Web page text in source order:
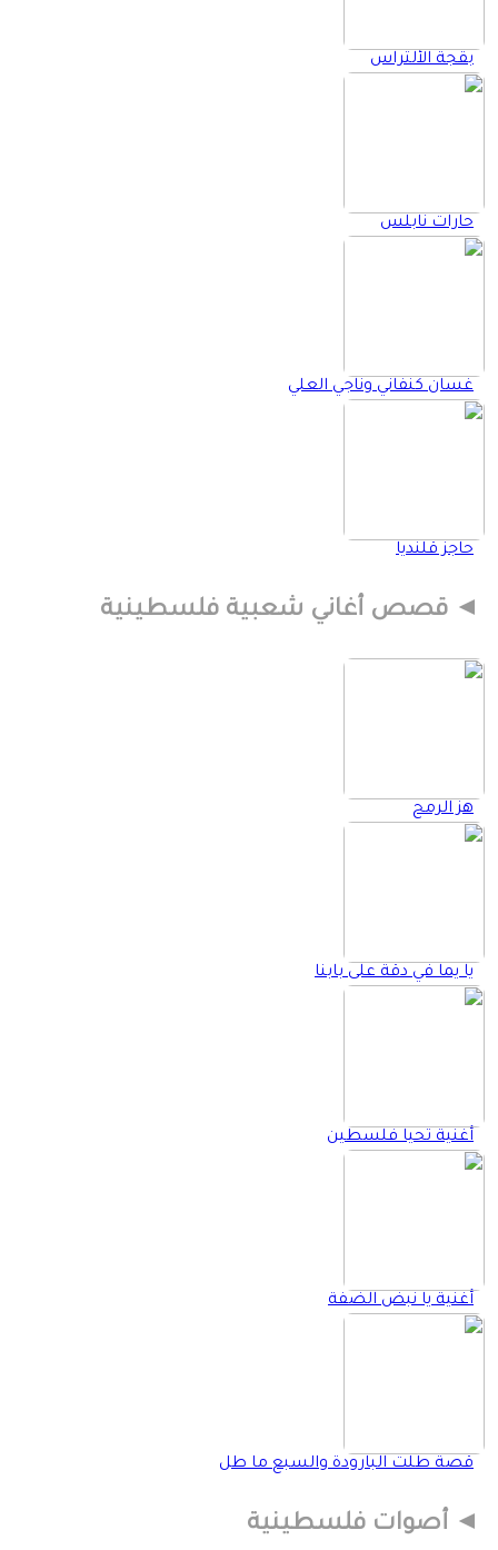
بقجة الألتراس
حارات نابلس
غسان كنفاني وناجي العلي
حاجز قلنديا
قصص أغاني شعبية فلسطينية
هز الرمح
يا يما في دقة على بابنا
أغنية تحيا فلسطين
أغنية يا نبض الضفة
قصة طلت البارودة والسبع ما طل
أصوات فلسطينية